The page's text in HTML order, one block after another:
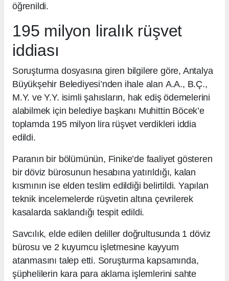
öğrenildi.
195 milyon liralık rüşvet
iddiası
Soruşturma dosyasına giren bilgilere göre, Antalya
Büyükşehir Belediyesi’nden ihale alan A.A., B.Ç.,
M.Y. ve Y.Y. isimli şahısların, hak ediş ödemelerini
alabilmek için belediye başkanı Muhittin Böcek’e
toplamda 195 milyon lira rüşvet verdikleri iddia
edildi.
Paranın bir bölümünün, Finike’de faaliyet gösteren
bir döviz bürosunun hesabına yatırıldığı, kalan
kısmının ise elden teslim edildiği belirtildi. Yapılan
teknik incelemelerde rüşvetin altına çevrilerek
kasalarda saklandığı tespit edildi.
Savcılık, elde edilen deliller doğrultusunda 1 döviz
bürosu ve 2 kuyumcu işletmesine kayyum
atanmasını talep etti. Soruşturma kapsamında,
şüphelilerin kara para aklama işlemlerini sahte